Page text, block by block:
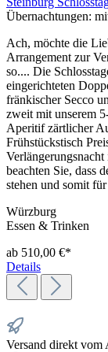
Übernachtungen:
Ach, möchte die
Arrangement zur
so.... Die
eingerichteten
fränkischer Secco
zweit mit unserem
Aperitif zärtlicher
Frühstückstisch
beachten Sie, dass
stehen und somit
Würzburg
Essen & Trinken
ab 510,00 €*
Details
Versand direkt vom